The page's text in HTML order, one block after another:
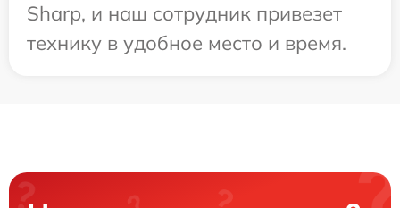
Sharp, и наш сотрудник привезет
технику в удобное место и время.